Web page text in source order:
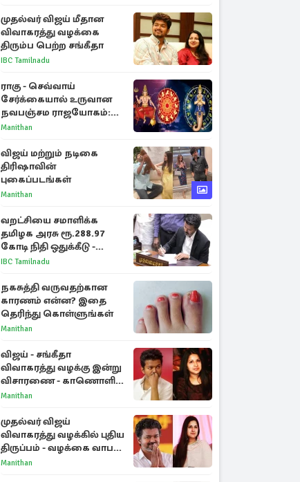
முதல்வர் விஜய் மீதான
விவாகரத்து வழக்கை
திரும்ப பெற்ற சங்கீதா
IBC Tamilnadu
ராகு - செவ்வாய்
சேர்க்கையால் உருவான
நவபஞ்சம ராஜயோகம்:
அதிர்ஷ்டம் பெறும் 3
Manithan
விஜய் மற்றும் நடிகை
திரிஷாவின்
புகைப்படங்கள்
Manithan
வறட்சியை சமாளிக்க
தமிழக அரசு ரூ.288.97
கோடி நிதி ஒதுக்கீடு -
வெளியான அரசாணை
IBC Tamilnadu
நகசுத்தி வருவதற்கான
காரணம் என்ன? இதை
தெரிந்து கொள்ளுங்கள்
Manithan
விஜய் - சங்கீதா
விவாகரத்து வழக்கு இன்று
விசாரணை - காணொளி
மூலம் ஆஜராக வாய்ப்பு
Manithan
முதல்வர் விஜய்
விவாகரத்து வழக்கில் புதிய
திருப்பம் - வழக்கை வாபஸ்
பெற்ற சங்கீதா!
Manithan